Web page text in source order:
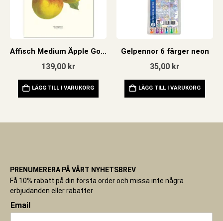
Affisch Medium Äpple Goldreinette von Blenheim
139,00 kr
LÄGG TILL I VARUKORG
Gelpennor 6 färger neon
35,00 kr
LÄGG TILL I VARUKORG
PRENUMERERA PÅ VÅRT NYHETSBREV
Få 10% rabatt på din första order och missa inte några
erbjudanden eller rabatter
Email